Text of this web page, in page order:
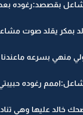
بقصصد:رغوده
بمكر يقلد صوت
منهي بسرعه
رغوده
خالد عليها وهي